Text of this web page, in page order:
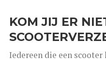
KOM JIJ ER
Iedereen die een